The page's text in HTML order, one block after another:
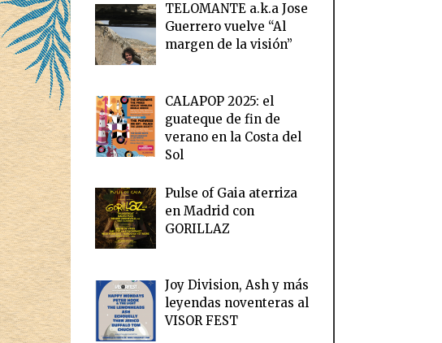
TELOMANTE a.k.a Jose
Guerrero vuelve “Al
margen de la visión”
CALAPOP 2025: el
guateque de fin de
verano en la Costa del
Sol
Pulse of Gaia aterriza
en Madrid con
GORILLAZ
Joy Division, Ash y más
leyendas noventeras al
VISOR FEST